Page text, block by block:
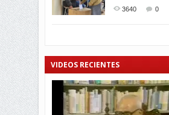
3640 0
GALARDONADA
VIDEOS RECIENTES